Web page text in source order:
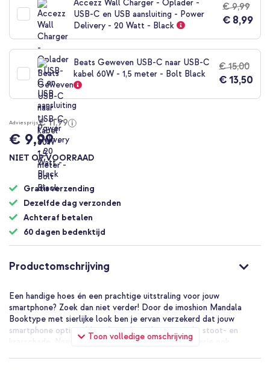
begin
van
afbeeldingen-
gallerij
Accezz Wall Charger - Oplader -
USB-C en USB aansluiting - Power
Delivery - 20 Watt - Black
€ 9,99
€ 8,99
Beats Geweven USB-C naar USB-C
kabel 60W - 1,5 meter - Bolt Black
€ 15,00
€ 13,50
Adviesprijs€ 11,99
€ 9,99
NIET OP VOORRAAD
Gratis verzending
Dezelfde dag verzonden
Achteraf betalen
60 dagen bedenktijd
Productomschrijving
Toon volledige omschrijving
Een handige hoes én een prachtige uitstraling voor jouw
smartphone? Zoek dan niet verder! Door de imoshion Mandala
Booktype met sierlijke look ben je ervan verzekerd dat jouw
smartphone optimaal beschermd wordt tegen val-, stoot- en
krasschade. Naast het sierlijke design heeft het hoesje ook